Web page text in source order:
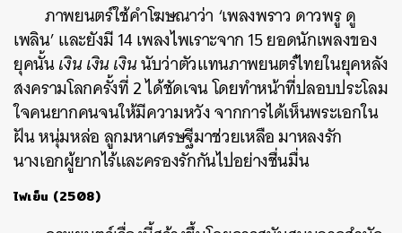
ภาพยนตร์ใช้คำโฆษณาว่า ‘เพลงพราว ดาวพรู ดู
เพลิน’ และยังมี 14 เพลงไพเราะจาก 15 ยอดนักเพลงของ
ยุคนั้นเงิน เงิน เงินนับว่าตัวแทนภาพยนตร์ไทยในยุคหลัง
สงครามโลกครั้งที่ 2 ได้ชัดเจน โดยทำหน้าที่ปลอบประโลม
ใจคนยากคนจนให้มีความหวัง จากการได้เห็นพระเอกใน
ฝัน หนุ่มหล่อ ลูกมหาเศรษฐีมาช่วยเหลือ มาหลงรัก
นางเอกผู้ยากไร้และครองรักกันไปอย่างชื่นมื่น
ไฟเย็น (2508)